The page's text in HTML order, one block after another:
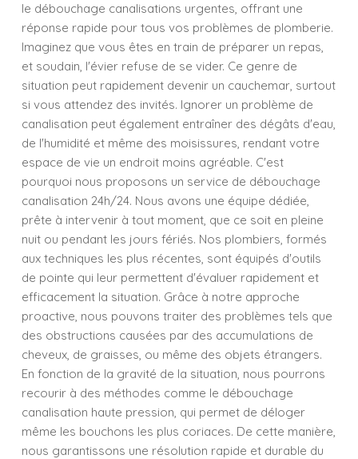
le débouchage canalisations urgentes, offrant une
réponse rapide pour tous vos problèmes de plomberie.
Imaginez que vous êtes en train de préparer un repas,
et soudain, l'évier refuse de se vider. Ce genre de
situation peut rapidement devenir un cauchemar, surtout
si vous attendez des invités. Ignorer un problème de
canalisation peut également entraîner des dégâts d'eau,
de l'humidité et même des moisissures, rendant votre
espace de vie un endroit moins agréable. C'est
pourquoi nous proposons un service de débouchage
canalisation 24h/24. Nous avons une équipe dédiée,
prête à intervenir à tout moment, que ce soit en pleine
nuit ou pendant les jours fériés. Nos plombiers, formés
aux techniques les plus récentes, sont équipés d'outils
de pointe qui leur permettent d'évaluer rapidement et
efficacement la situation. Grâce à notre approche
proactive, nous pouvons traiter des problèmes tels que
des obstructions causées par des accumulations de
cheveux, de graisses, ou même des objets étrangers.
En fonction de la gravité de la situation, nous pourrons
recourir à des méthodes comme le débouchage
canalisation haute pression, qui permet de déloger
même les bouchons les plus coriaces. De cette manière,
nous garantissons une résolution rapide et durable du